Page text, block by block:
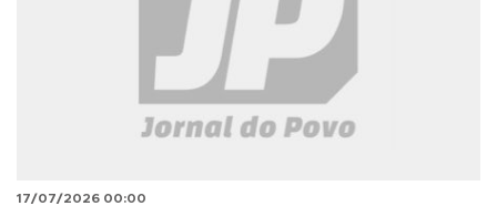
17/07/2026 00:00